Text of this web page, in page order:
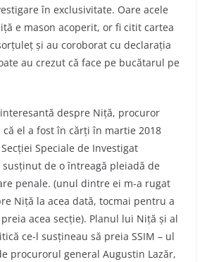
în exclusivitate. Oare acele
e mason acoperit, or fi citit cartea
și au coroborat cu declarația
au crezut că face pe bucătarul pe
despre Niță, procuror
că el a fost în cărți în martie 2018
Speciale de Investigat
de o întreagă pleiadă de
penale. (unul dintre ei m-a rugat
Niță la acea dată, tocmai pentru a
acea secție). Planul lui Niță și al
ce-l susțineau să preia SSIM – ul
procurorul general Augustin Lazăr,